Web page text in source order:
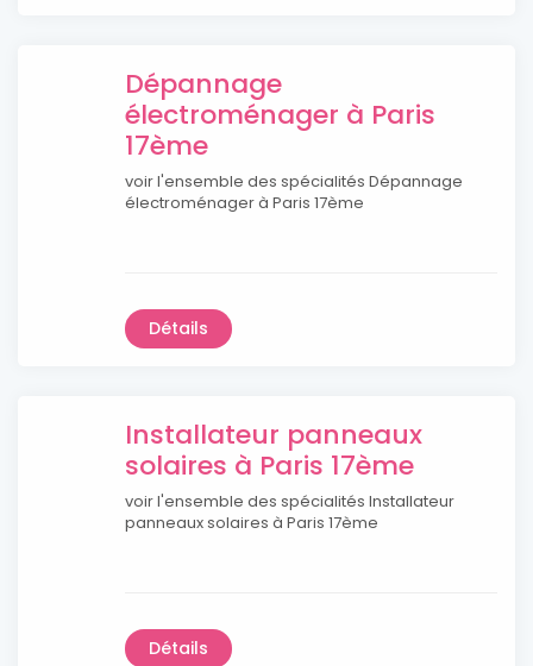
Dépannage
électroménager à Paris
17ème
voir l'ensemble des spécialités Dépannage
électroménager à Paris 17ème
Détails
Installateur panneaux
solaires à Paris 17ème
voir l'ensemble des spécialités Installateur
panneaux solaires à Paris 17ème
Détails